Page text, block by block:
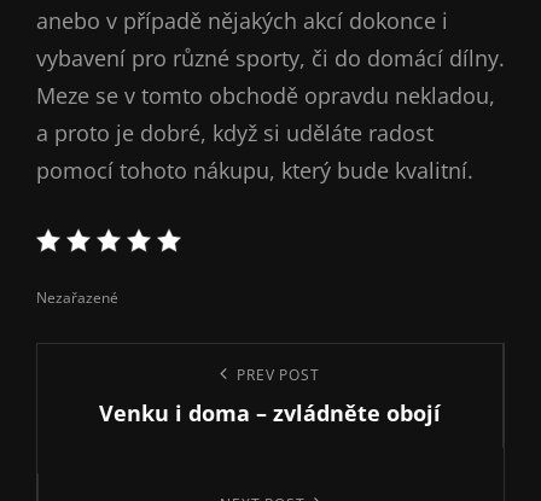
anebo v případě nějakých akcí dokonce i
vybavení pro různé sporty, či do domácí dílny.
Meze se v tomto obchodě opravdu nekladou,
a proto je dobré, když si uděláte radost
pomocí tohoto nákupu, který bude kvalitní.
Categories
Nezařazené
PREV POST
Venku i doma – zvládněte obojí